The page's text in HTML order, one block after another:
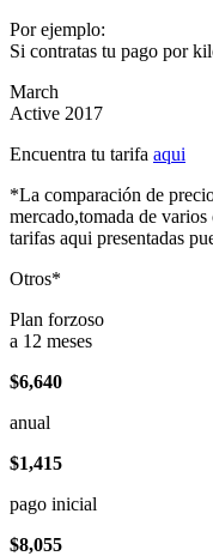
Por ejemplo:
Si contratas tu pago por
March
Active 2017
Encuentra tu tarifa aqui
*La comparación de
mercado,tomada de
tarifas aqui presentadas
Otros*
Plan forzoso
a 12 meses
$6,640
anual
$1,415
pago inicial
$8,055